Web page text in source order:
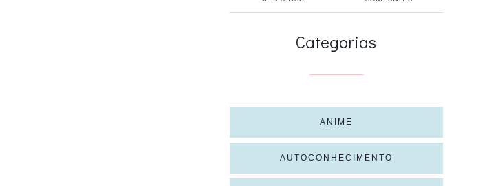
Categorias
ANIME
AUTOCONHECIMENTO